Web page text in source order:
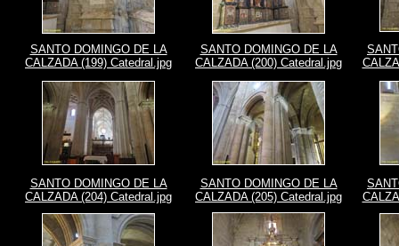
SANTO DOMINGO DE LA
CALZADA (199) Catedral.jpg
SANTO DOMINGO DE LA
CALZADA (200) Catedral.jpg
SANTO DOMINGO DE LA
CALZADA (204) Catedral.jpg
SANTO DOMINGO DE LA
CALZADA (205) Catedral.jpg